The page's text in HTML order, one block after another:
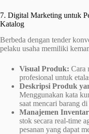
7. Digital Marketing untuk
Katalog
Berbeda dengan tender
pelaku usaha memiliki
Visual Produk: Cara
profesional untuk
Deskripsi Produk
Menggunakan kata
saat mencari barang
Manajemen
stok secara real-time
pesanan yang dapat